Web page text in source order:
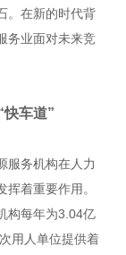
。在新的时代背
务业面对未来竞
快车道”
服务机构在人力
着重要作用。
构每年为3.04亿
用人单位提供着